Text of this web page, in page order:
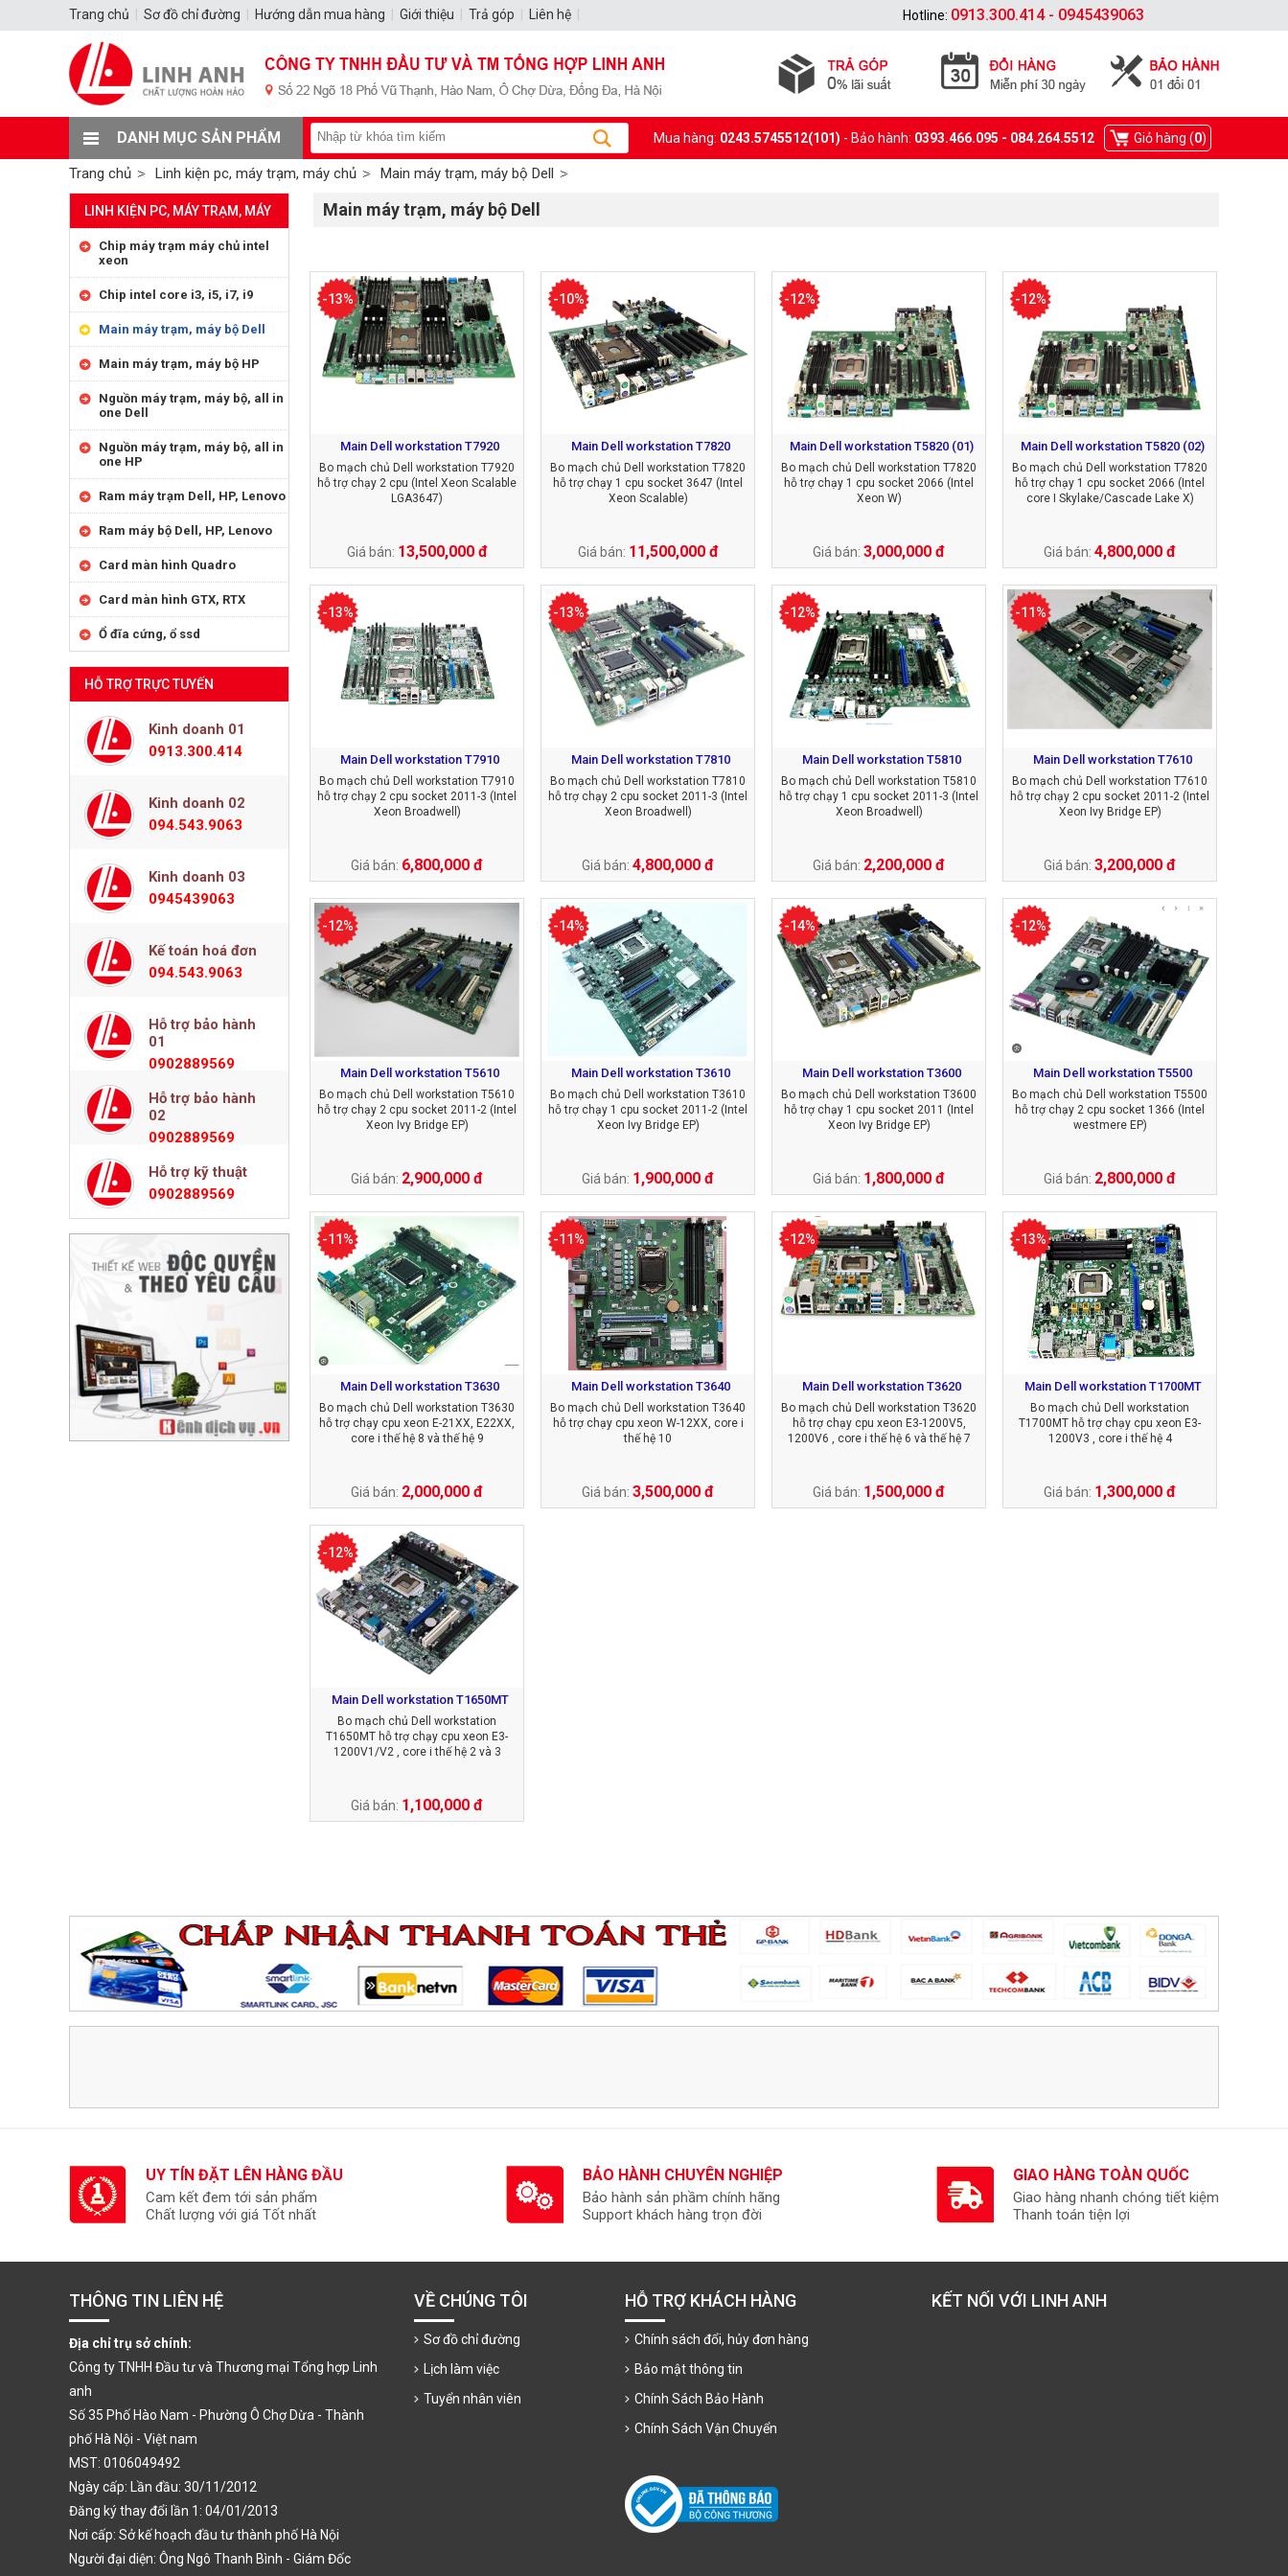
DANH MỤC SẢN PHẨM Mua hàng: 0243.5745512(101) - Bảo hành: 0393.466.095 - 084.264.5512 Giỏ hàng (0)
Trang chủ Linh kiện pc, máy trạm, máy chủ Main máy trạm, máy bộ Dell
LINH KIỆN PC, MÁY TRẠM, MÁY
CHỦChip máy trạm máy chủ intel
xeon
Chip intel core i3, i5, i7, i9
Main máy trạm, máy bộ Dell
Main máy trạm, máy bộ HP
Nguồn máy trạm, máy bộ, all in
one Dell
Nguồn máy trạm, máy bộ, all in
one HP
Ram máy trạm Dell, HP, Lenovo
Ram máy bộ Dell, HP, Lenovo
Card màn hình Quadro
Card màn hình GTX, RTX
Ổ đĩa cứng, ổ ssd
HỖ TRỢ TRỰC TUYẾN
Kinh doanh 01
0913.300.414
Kinh doanh 02
094.543.9063
Kinh doanh 03
0945439063
Kế toán hoá đơn
094.543.9063
Hỗ trợ bảo hành
01
0902889569
Hỗ trợ bảo hành
02
0902889569
Hỗ trợ kỹ thuật
0902889569
Main máy trạm, máy bộ Dell
Main Dell workstation T7920
Bo mạch chủ Dell workstation T7920
hỗ trợ chạy 2 cpu (Intel Xeon Scalable
LGA3647)
Giá bán: 13,500,000 đ
-13%
Main Dell workstation T7820
Bo mạch chủ Dell workstation T7820
hỗ trợ chạy 1 cpu socket 3647 (Intel
Xeon Scalable)
Giá bán: 11,500,000 đ
-10%
Main Dell workstation T5820 (01)
Bo mạch chủ Dell workstation T7820
hỗ trợ chạy 1 cpu socket 2066 (Intel
Xeon W)
Giá bán: 3,000,000 đ
-12%
Main Dell workstation T5820 (02)
Bo mạch chủ Dell workstation T7820
hỗ trợ chạy 1 cpu socket 2066 (Intel
core I Skylake/Cascade Lake X)
Giá bán: 4,800,000 đ
-12%
Main Dell workstation T7910
Bo mạch chủ Dell workstation T7910
hỗ trợ chạy 2 cpu socket 2011-3 (Intel
Xeon Broadwell)
Giá bán: 6,800,000 đ
-13%
Main Dell workstation T7810
Bo mạch chủ Dell workstation T7810
hỗ trợ chạy 2 cpu socket 2011-3 (Intel
Xeon Broadwell)
Giá bán: 4,800,000 đ
-13%
Main Dell workstation T5810
Bo mạch chủ Dell workstation T5810
hỗ trợ chạy 1 cpu socket 2011-3 (Intel
Xeon Broadwell)
Giá bán: 2,200,000 đ
-12%
Main Dell workstation T7610
Bo mạch chủ Dell workstation T7610
hỗ trợ chạy 2 cpu socket 2011-2 (Intel
Xeon Ivy Bridge EP)
Giá bán: 3,200,000 đ
-11%
Main Dell workstation T5610
Bo mạch chủ Dell workstation T5610
hỗ trợ chạy 2 cpu socket 2011-2 (Intel
Xeon Ivy Bridge EP)
Giá bán: 2,900,000 đ
-12%
Main Dell workstation T3610
Bo mạch chủ Dell workstation T3610
hỗ trợ chạy 1 cpu socket 2011-2 (Intel
Xeon Ivy Bridge EP)
Giá bán: 1,900,000 đ
-14%
Main Dell workstation T3600
Bo mạch chủ Dell workstation T3600
hỗ trợ chạy 1 cpu socket 2011 (Intel
Xeon Ivy Bridge EP)
Giá bán: 1,800,000 đ
-14%
Main Dell workstation T5500
Bo mạch chủ Dell workstation T5500
hỗ trợ chạy 2 cpu socket 1366 (Intel
westmere EP)
Giá bán: 2,800,000 đ
-12%
Main Dell workstation T3630
Bo mạch chủ Dell workstation T3630
hỗ trợ chạy cpu xeon E-21XX, E22XX,
core i thế hệ 8 và thế hệ 9
Giá bán: 2,000,000 đ
-11%
Main Dell workstation T3640
Bo mạch chủ Dell workstation T3640
hỗ trợ chạy cpu xeon W-12XX, core i
thế hệ 10
Giá bán: 3,500,000 đ
-11%
Main Dell workstation T3620
Bo mạch chủ Dell workstation T3620
hỗ trợ chạy cpu xeon E3-1200V5,
1200V6 , core i thế hệ 6 và thế hệ 7
Giá bán: 1,500,000 đ
-12%
Main Dell workstation T1700MT
Bo mạch chủ Dell workstation
T1700MT hỗ trợ chạy cpu xeon E3-
1200V3 , core i thế hệ 4
Giá bán: 1,300,000 đ
-13%
Main Dell workstation T1650MT
Bo mạch chủ Dell workstation
T1650MT hỗ trợ chạy cpu xeon E3-
1200V1/V2 , core i thế hệ 2 và 3
Giá bán: 1,100,000 đ
-12%
UY TÍN ĐẶT LÊN HÀNG ĐẦU
Cam kết đem tới sản phẩm
Chất lượng với giá Tốt nhất
BẢO HÀNH CHUYÊN NGHIỆP
Bảo hành sản phầm chính hãng
Support khách hàng trọn đời
GIAO HÀNG TOÀN QUỐC
Giao hàng nhanh chóng tiết kiệm
Thanh toán tiện lợi
KẾT NỐI VỚI LINH ANH
THÔNG TIN LIÊN HỆ
Địa chỉ trụ sở chính:
Công ty TNHH Đầu tư và Thương mại Tổng hợp Linh
anh
Số 35 Phố Hào Nam - Phường Ô Chợ Dừa - Thành
phố Hà Nội - Việt nam
MST: 0106049492
Ngày cấp: Lần đầu: 30/11/2012
Đăng ký thay đổi lần 1: 04/01/2013
Nơi cấp: Sở kế hoạch đầu tư thành phố Hà Nội
Người đại diện: Ông Ngô Thanh Bình - Giám Đốc
VỀ CHÚNG TÔI
Sơ đồ chỉ đường
Lịch làm việc
Tuyển nhân viên
HỖ TRỢ KHÁCH HÀNG
Chính sách đổi, hủy đơn hàng
Bảo mật thông tin
Chính Sách Bảo Hành
Chính Sách Vận Chuyển
Trang chủ Sơ đồ chỉ đường Hướng dẫn mua hàng Giới thiệu Trả góp Liên hệ Hotline: 0913.300.414 - 0945439063